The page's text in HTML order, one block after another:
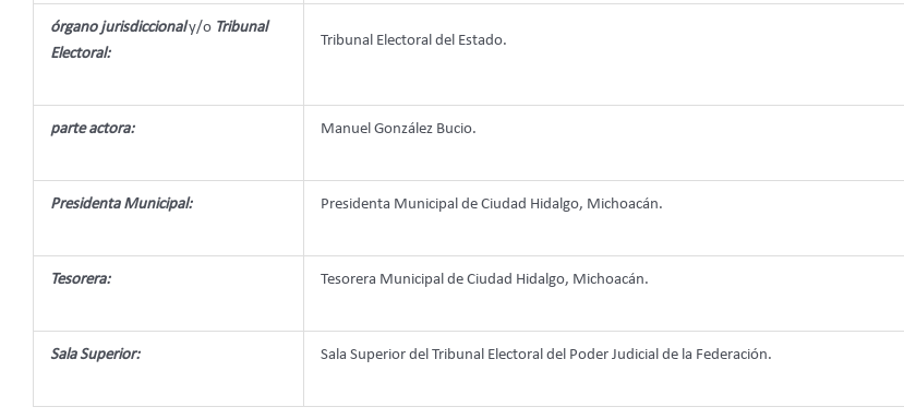
órgano jurisdiccionaly/o Tribunal
Electoral:
Tribunal Electoral del Estado.
parte actora: Manuel González Bucio.
Presidenta Municipal: Presidenta Municipal de Ciudad Hidalgo, Michoacán.
Tesorera: Tesorera Municipal de Ciudad Hidalgo, Michoacán.
Sala Superior: Sala Superior del Tribunal Electoral del Poder Judicial de la Federación.